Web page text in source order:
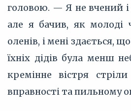
головою. — Я не вчений
але я бачив, як молоді
оленів, і мені здається,
їхніх дідів була менш
кремінне вістря
вправності та пильному